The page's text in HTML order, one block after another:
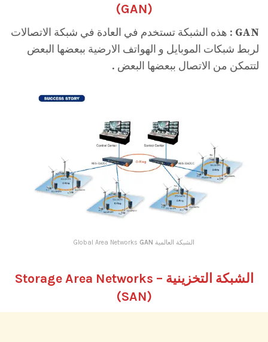
(GAN)
GAN : هذه الشبكة تستخدم في العادة في شبكة الاتصالات
لربط شبكات الموبايل و الهواتف الارضية ببعضها البعض
لتتمكن من الاتصال ببعضها البعض .
الشبكة العالمية Global Area Networks GAN
الشبكة التخزينية Storage Area Networks –
(SAN)